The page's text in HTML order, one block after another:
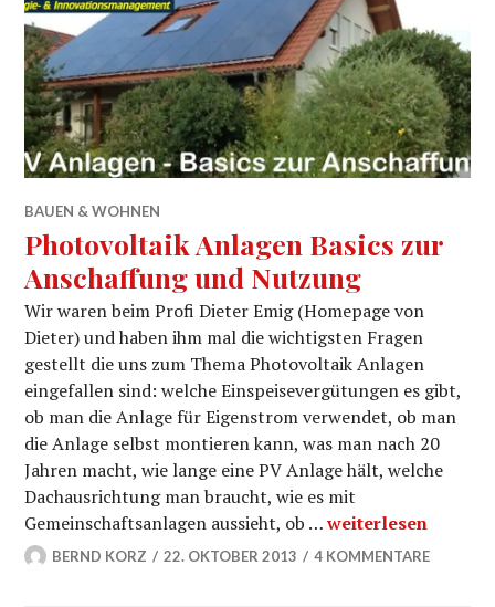
BAUEN & WOHNEN
Photovoltaik Anlagen Basics zur
Anschaffung und Nutzung
Wir waren beim Profi Dieter Emig (Homepage von
Dieter) und haben ihm mal die wichtigsten Fragen
gestellt die uns zum Thema Photovoltaik Anlagen
eingefallen sind: welche Einspeisevergütungen es gibt,
ob man die Anlage für Eigenstrom verwendet, ob man
die Anlage selbst montieren kann, was man nach 20
Jahren macht, wie lange eine PV Anlage hält, welche
Dachausrichtung man braucht, wie es mit
Gemeinschaftsanlagen aussieht, ob …Photovoltaik
weiterlesen
BERND KORZ 22. OKTOBER 2013 4 KOMMENTARE